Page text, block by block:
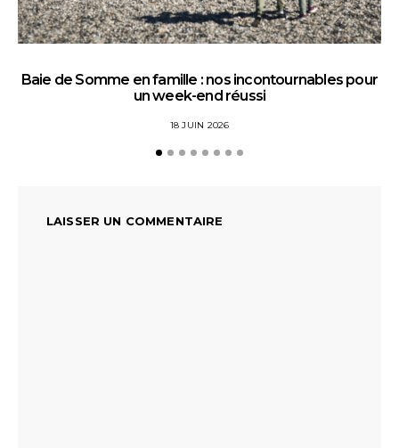
Baie de Somme en famille : nos incontournables pour
un week-end réussi
18 JUIN 2026
LAISSER UN COMMENTAIRE